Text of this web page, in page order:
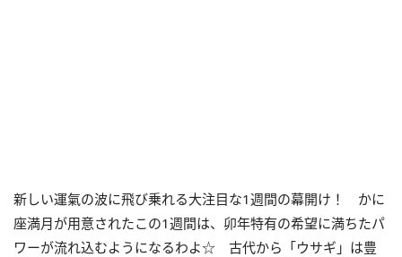
新しい運氣の波に飛び乗れる大注目な1週間の幕開け！ かに
座満月が用意されたこの1週間は、卯年特有の希望に満ちたパ
ワーが流れ込むようになるわよ☆ 古代から「ウサギ」は豊